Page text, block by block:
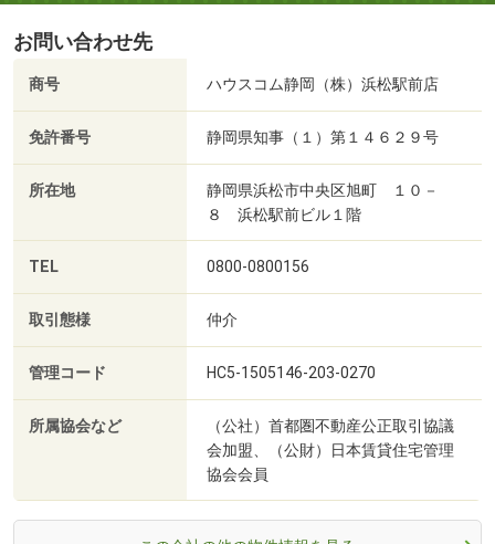
お問い合わせ先
商号 ハウスコム静岡（株）浜松駅前店
免許番号 静岡県知事（１）第１４６２９号
所在地
静岡県浜松市中央区旭町 １０－
８ 浜松駅前ビル１階
TEL 0800-0800156
取引態様 仲介
管理コード HC5-1505146-203-0270
所属協会など
（公社）首都圏不動産公正取引協議
会加盟、（公財）日本賃貸住宅管理
協会会員